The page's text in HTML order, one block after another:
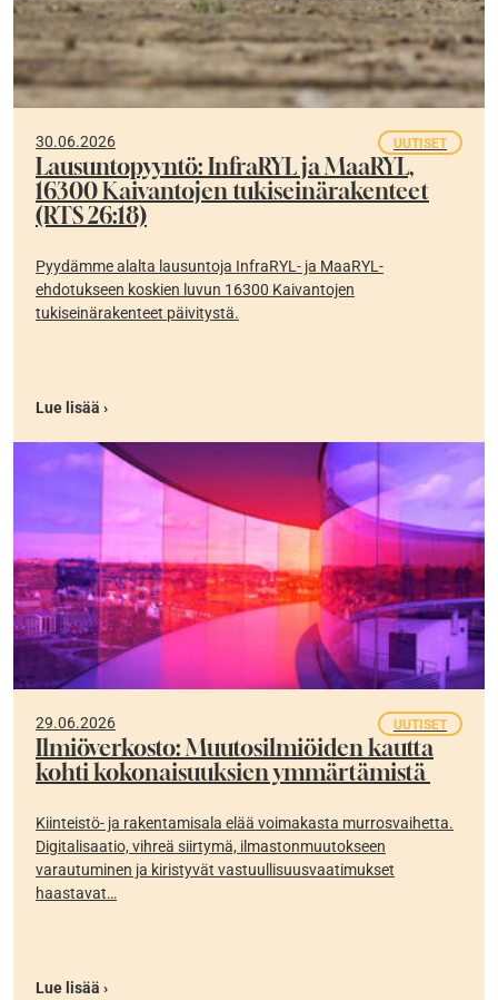
30.06.2026 UUTISET
Lausuntopyyntö: InfraRYL ja MaaRYL,
16300 Kaivantojen tukiseinärakenteet
(RTS 26:18)
Pyydämme alalta lausuntoja InfraRYL- ja MaaRYL-
ehdotukseen koskien luvun 16300 Kaivantojen
tukiseinärakenteet päivitystä.
Lue lisää ›
29.06.2026 UUTISET
Ilmiöverkosto: Muutosilmiöiden kautta
kohti kokonaisuuksien ymmärtämistä
Kiinteistö- ja rakentamisala elää voimakasta murrosvaihetta.
Digitalisaatio, vihreä siirtymä, ilmastonmuutokseen
varautuminen ja kiristyvät vastuullisuusvaatimukset
haastavat…
Lue lisää ›